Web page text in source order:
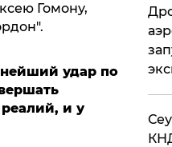
Гомону,
удар по
ть
и у